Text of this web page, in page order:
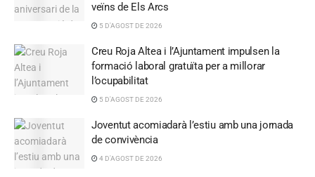
veïns de Els Arcs
5 D'AGOST DE 2026
Creu Roja Altea i l’Ajuntament impulsen la
formació laboral gratuïta per a millorar
l’ocupabilitat
5 D'AGOST DE 2026
Joventut acomiadarà l’estiu amb una jornada
de convivència
4 D'AGOST DE 2026